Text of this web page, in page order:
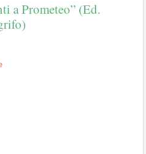
a Prometeo” (Ed.